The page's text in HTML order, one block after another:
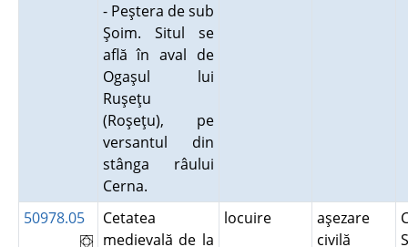
- Peştera de sub
Şoim. Situl se
află în aval de
Ogaşul lui
Ruşeţu
(Roşeţu), pe
versantul din
stânga râului
Cerna.
50978.05
Cetatea
medievală de la
locuire
aşezare
civilă